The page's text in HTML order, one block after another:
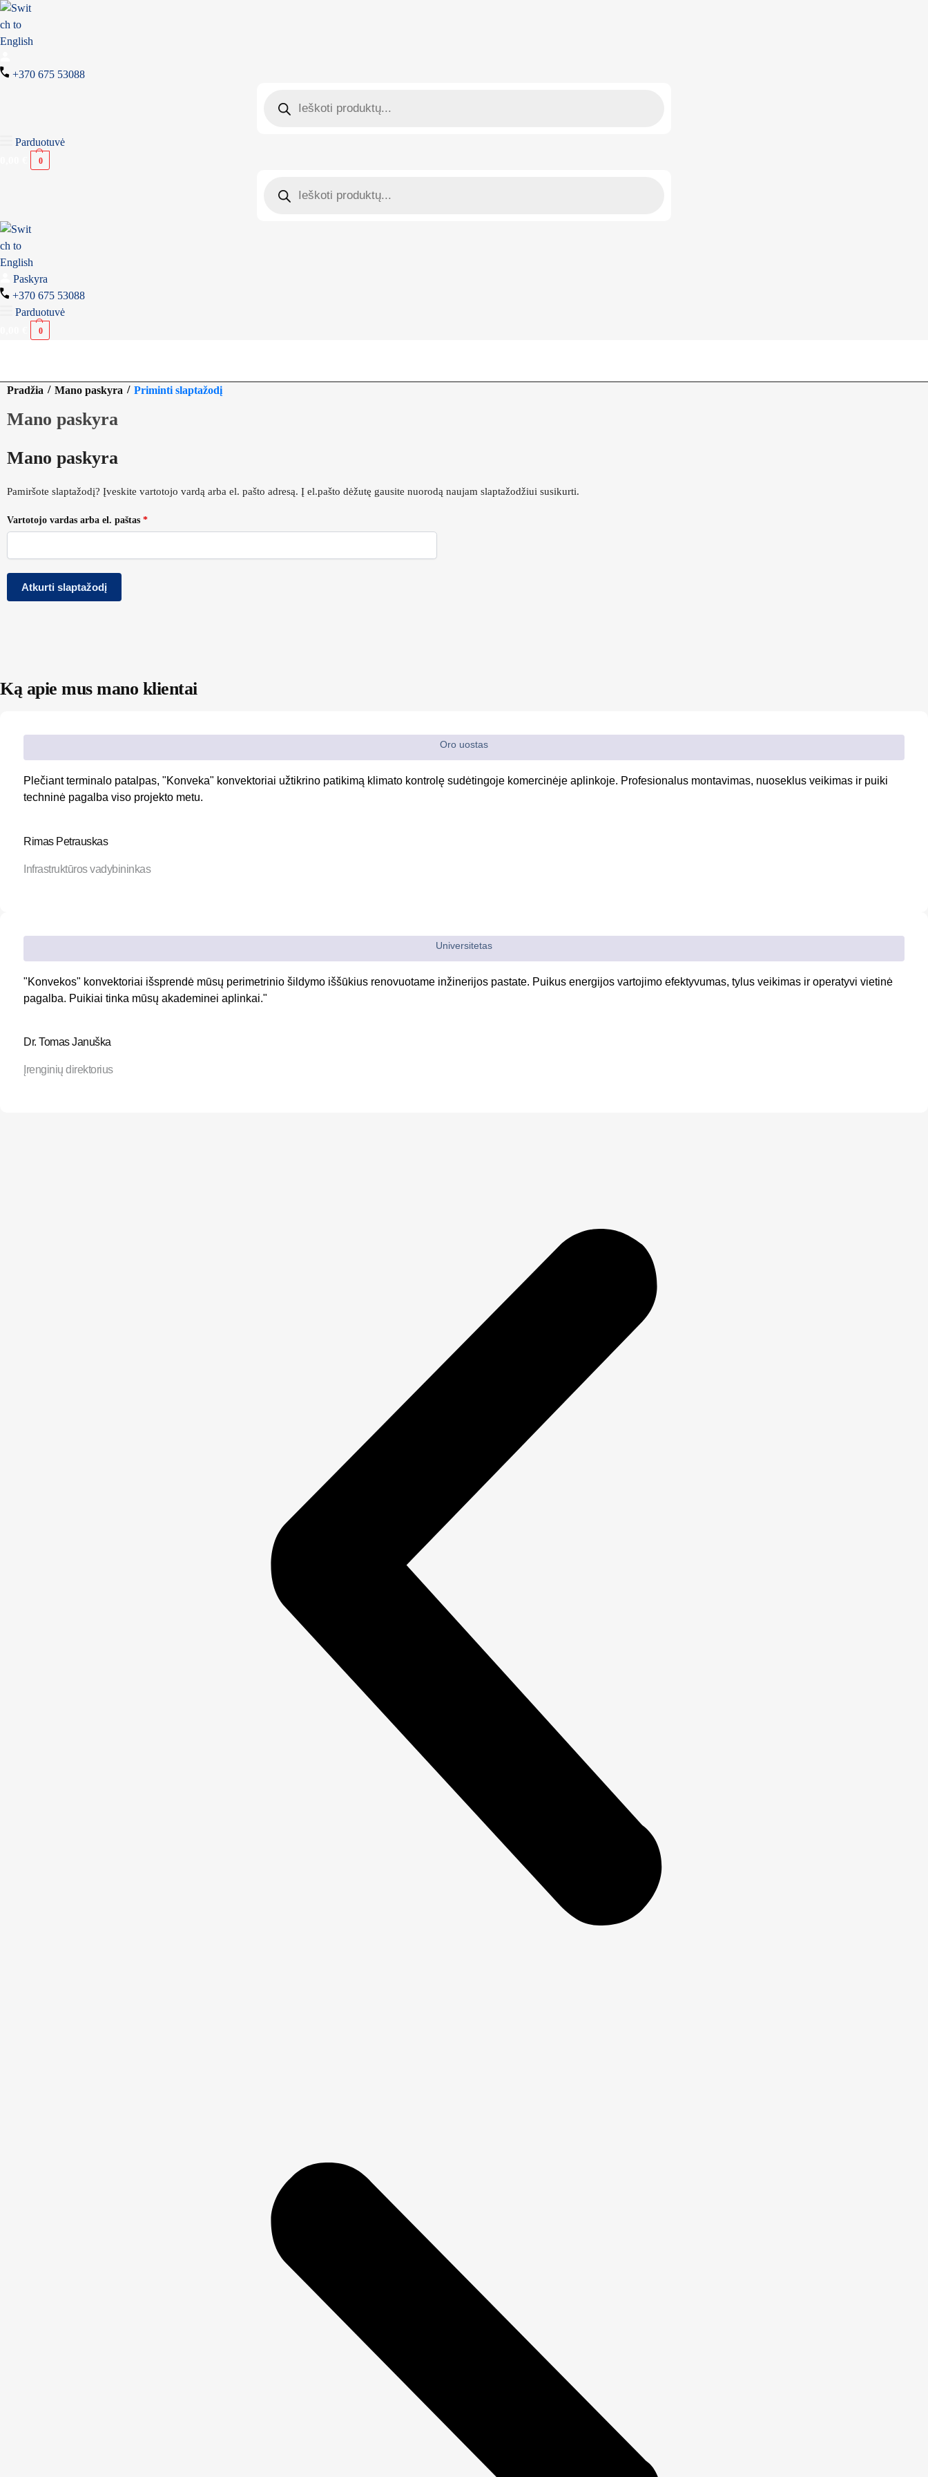
+370 675 53088
Parduotuvė
0
Paskyra
+370 675 53088
Parduotuvė
0
Pradžia / Mano paskyra / Priminti slaptažodį
Mano paskyra
Mano paskyra
Pamiršote slaptažodį? Įveskite vartotojo vardą arba el. pašto adresą. Į el.pašto dėžutę gausite nuorodą naujam slaptažodžiui susikurti.
Vartotojo vardas arba el. paštas *
Atkurti slaptažodį
Ką apie mus mano klientai
Oro uostas
Plečiant terminalo patalpas, "Konveka" konvektoriai užtikrino patikimą klimato kontrolę sudėtingoje komercinėje aplinkoje. Profesionalus montavimas, nuoseklus veikimas ir puiki
techninė pagalba viso projekto metu.
Rimas Petrauskas
Infrastruktūros vadybininkas
Universitetas
"Konvekos" konvektoriai išsprendė mūsų perimetrinio šildymo iššūkius renovuotame inžinerijos pastate. Puikus energijos vartojimo efektyvumas, tylus veikimas ir operatyvi vietinė
pagalba. Puikiai tinka mūsų akademinei aplinkai."
Dr. Tomas Januška
Įrenginių direktorius